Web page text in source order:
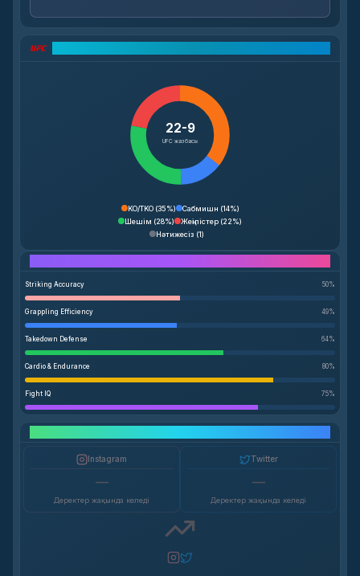
22-9
UFC жазбасы
KO/TKO(35%) Сабмишн (14%)
Шешім (28%) Жеңілістер (22%)
Нәтижесіз (1)
Striking Accuracy 50%
Grappling Efficiency 49%
Takedown Defense 64%
Cardio & Endurance 80%
Fight IQ 75%
Instagram
—
Деректер жақында келеді
Twitter
—
Деректер жақында келеді